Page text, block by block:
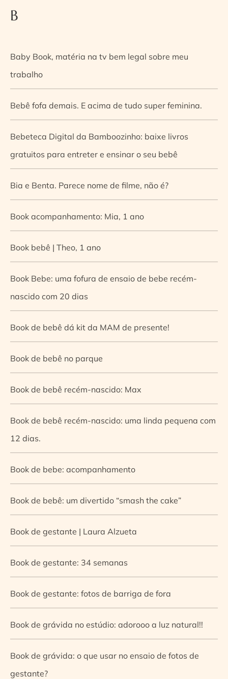
B
Baby Book, matéria na tv bem legal sobre meu
trabalho
Bebê fofa demais. E acima de tudo super feminina.
Bebeteca Digital da Bamboozinho: baixe livros
gratuitos para entreter e ensinar o seu bebê
Bia e Benta. Parece nome de filme, não é?
Book acompanhamento: Mia, 1 ano
Book bebê | Theo, 1 ano
Book Bebe: uma fofura de ensaio de bebe recém-
nascido com 20 dias
Book de bebê dá kit da MAM de presente!
Book de bebê no parque
Book de bebê recém-nascido: Max
Book de bebê recém-nascido: uma linda pequena com
12 dias.
Book de bebe: acompanhamento
Book de bebê: um divertido “smash the cake”
Book de gestante | Laura Alzueta
Book de gestante: 34 semanas
Book de gestante: fotos de barriga de fora
Book de grávida no estúdio: adorooo a luz natural!!
Book de grávida: o que usar no ensaio de fotos de
gestante?